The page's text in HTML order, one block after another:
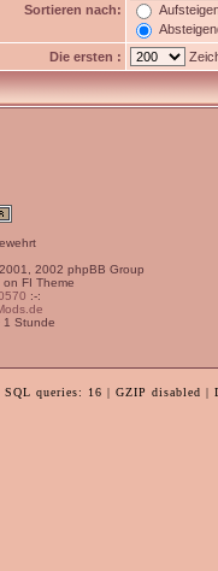
Sortieren nach:
Die ersten :
2002 phpBB Group
FI Theme
:-:
1 Stunde
queries: 16 | GZIP disabled |